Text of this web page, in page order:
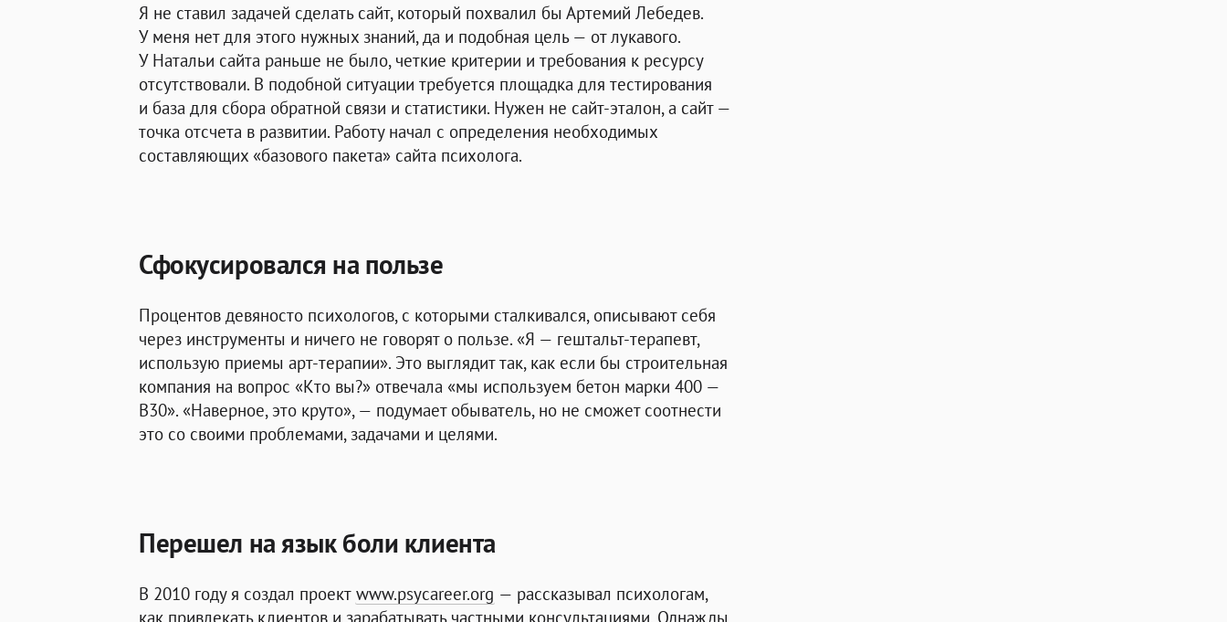
Я не ставил задачей сделать сайт, который похвалил бы Артемий Лебедев.
У меня нет для этого нужных знаний, да и подобная цель — от лукавого.
У Натальи сайта раньше не было, четкие критерии и требования к ресурсу
отсутствовали. В подобной ситуации требуется площадка для тестирования
и база для сбора обратной связи и статистики. Нужен не сайт-эталон, а сайт —
точка отсчета в развитии. Работу начал с определения необходимых
составляющих «базового пакета» сайта психолога.
Сфокусировался на пользе
Процентов девяносто психологов, с которыми сталкивался, описывают себя
через инструменты и ничего не говорят о пользе. «Я — гештальт-терапевт,
использую приемы арт-терапии». Это выглядит так, как если бы строительная
компания на вопрос «Кто вы?» отвечала «мы используем бетон марки 400 —
B30». «Наверное, это круто», — подумает обыватель, но не сможет соотнести
это со своими проблемами, задачами и целями.
Перешел на язык боли клиента
В 2010 году я создал проект www.psycareer.org — рассказывал психологам,
как привлекать клиентов и зарабатывать частными консультациями. Однажды